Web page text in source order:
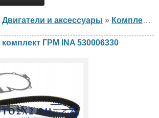
Двигатели и аксессуары » Комплект ГРМ
комплект ГРМ INA 530006330